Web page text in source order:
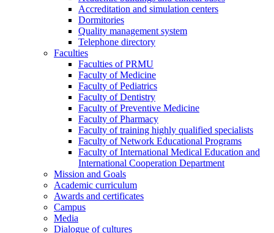
Accreditation and simulation centers
Dormitories
Quality management system
Telephone directory
Faculties
Faculties of PRMU
Faculty of Medicine
Faculty of Pediatrics
Faculty of Dentistry
Faculty of Preventive Medicine
Faculty of Pharmacy
Faculty of training highly qualified specialists
Faculty of Network Educational Programs
Faculty of International Medical Education and
International Cooperation Department
Mission and Goals
Academic curriculum
Awards and certificates
Campus
Media
Dialogue of cultures